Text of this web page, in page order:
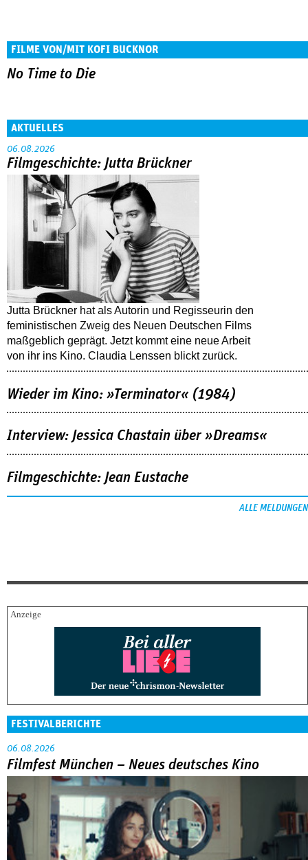
FILME VON/MIT KOFI BUCKNOR
No Time to Die
AKTUELLES
06.08.2026
Filmgeschichte: Jutta Brückner
Jutta Brückner hat als Autorin und Regisseurin den
feministischen Zweig des Neuen Deutschen Films
maßgeblich geprägt. Jetzt kommt eine neue Arbeit
von ihr ins Kino. Claudia Lenssen blickt zurück.
Wieder im Kino: »Terminator« (1984)
Interview: Jessica Chastain über »Dreams«
Filmgeschichte: Jean Eustache
ALLE MELDUNGEN
FESTIVALBERICHTE
06.08.2026
Filmfest München – Neues deutsches Kino